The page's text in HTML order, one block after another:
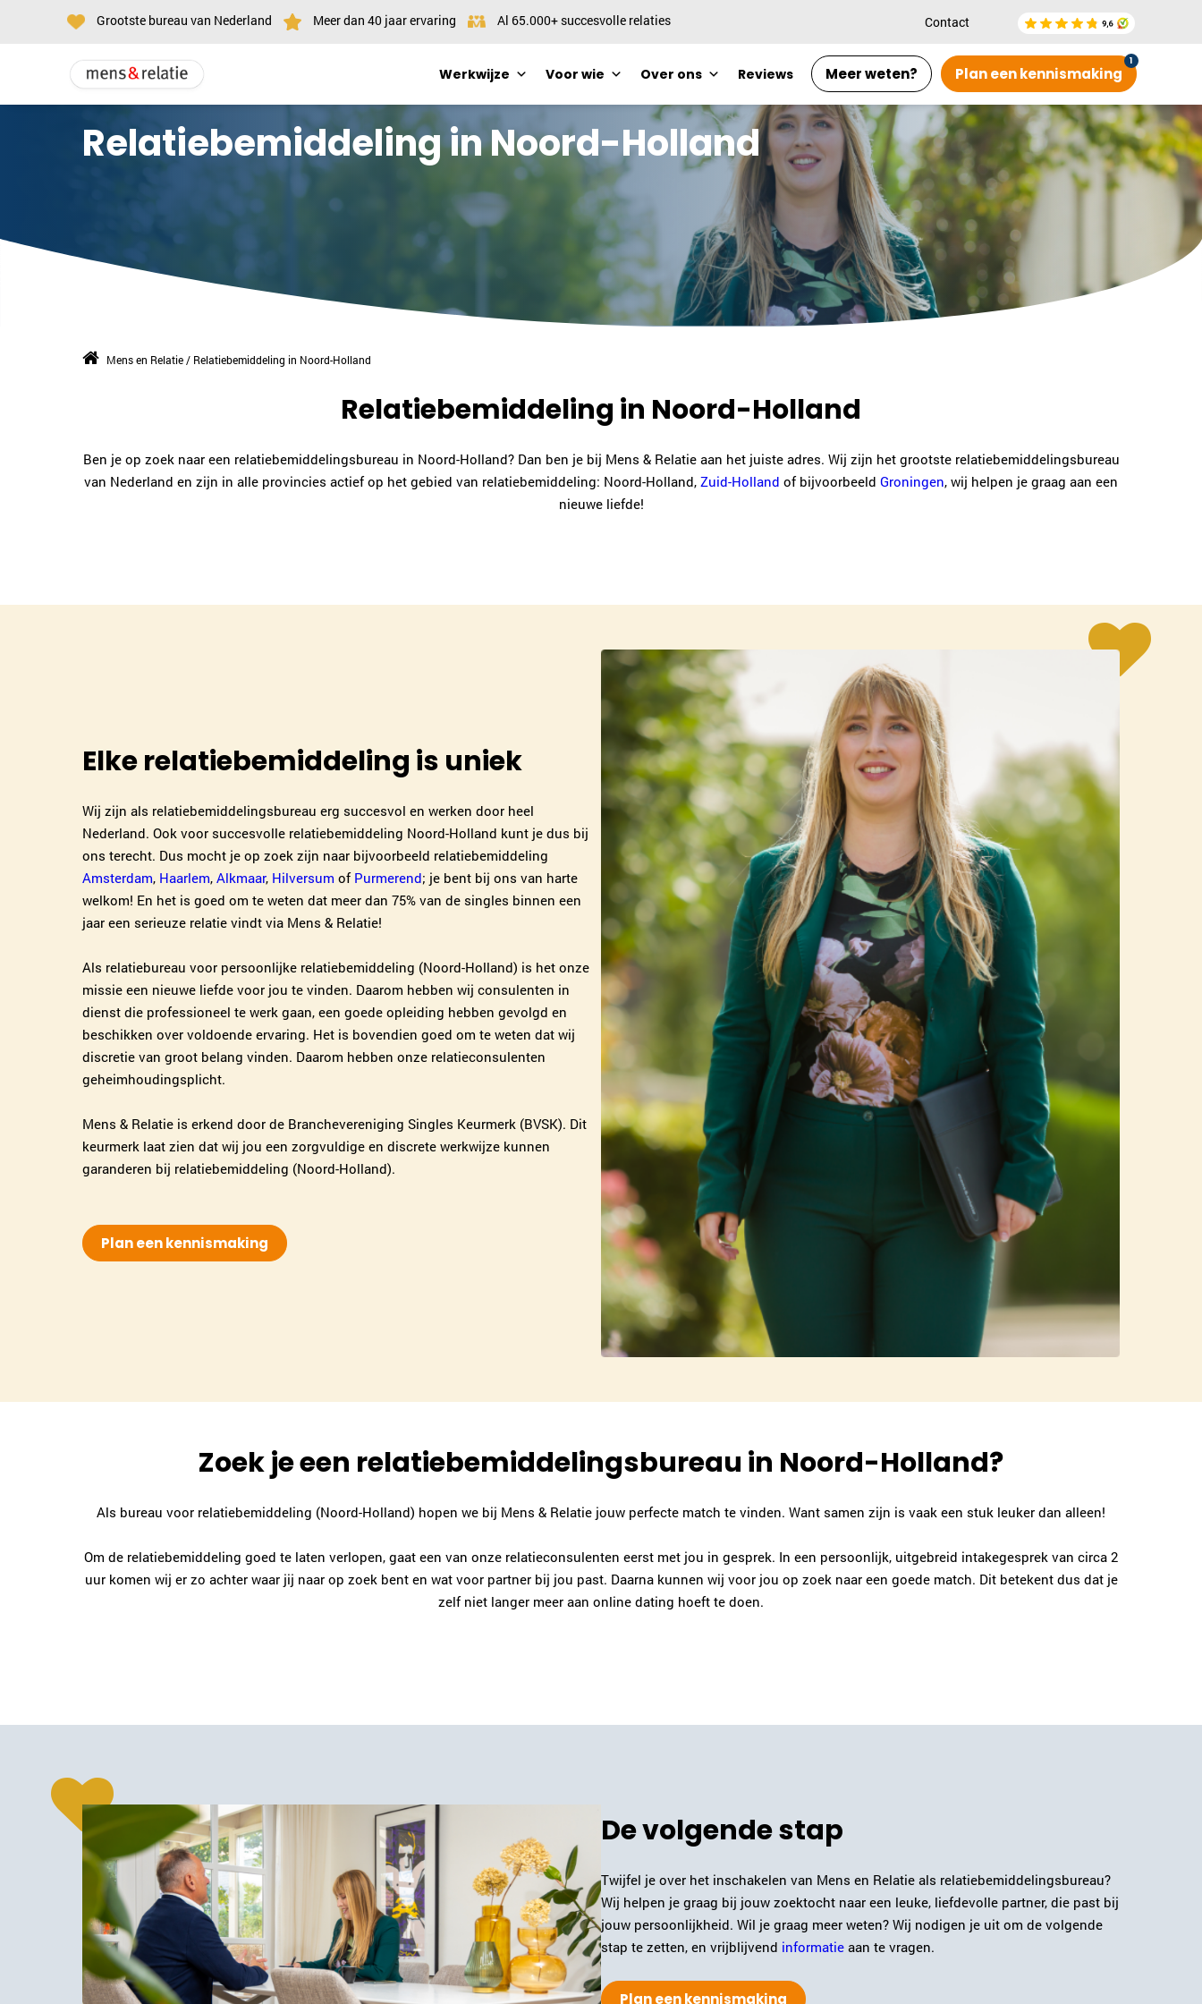
Grootste bureau van Nederland Meer dan 40 jaar ervaring Al 65.000+ succesvolle relaties Contact
Werkwijze Voor wie Over ons Reviews Meer weten? Plan een kennismaking
Relatiebemiddeling in Noord-Holland
Mens en Relatie / Relatiebemiddeling in Noord-Holland
Relatiebemiddeling in Noord-Holland
Ben je op zoek naar een relatiebemiddelingsbureau in Noord-Holland? Dan ben je bij Mens & Relatie aan het juiste adres. Wij zijn het grootste relatiebemiddelingsbureau
van Nederland en zijn in alle provincies actief op het gebied van relatiebemiddeling: Noord-Holland, Zuid-Holland of bijvoorbeeld Groningen, wij helpen je graag aan een
nieuwe liefde!
Elke relatiebemiddeling is uniek
Wij zijn als relatiebemiddelingsbureau erg succesvol en werken door heel
Nederland. Ook voor succesvolle relatiebemiddeling Noord-Holland kunt je dus bij
ons terecht. Dus mocht je op zoek zijn naar bijvoorbeeld relatiebemiddeling
Amsterdam, Haarlem, Alkmaar, Hilversum of Purmerend; je bent bij ons van harte
welkom! En het is goed om te weten dat meer dan 75% van de singles binnen een
jaar een serieuze relatie vindt via Mens & Relatie!
Als relatiebureau voor persoonlijke relatiebemiddeling (Noord-Holland) is het onze
missie een nieuwe liefde voor jou te vinden. Daarom hebben wij consulenten in
dienst die professioneel te werk gaan, een goede opleiding hebben gevolgd en
beschikken over voldoende ervaring. Het is bovendien goed om te weten dat wij
discretie van groot belang vinden. Daarom hebben onze relatieconsulenten
geheimhoudingsplicht.
Mens & Relatie is erkend door de Branchevereniging Singles Keurmerk (BVSK). Dit
keurmerk laat zien dat wij jou een zorgvuldige en discrete werkwijze kunnen
garanderen bij relatiebemiddeling (Noord-Holland).
Plan een kennismaking
Zoek je een relatiebemiddelingsbureau in Noord-Holland?
Als bureau voor relatiebemiddeling (Noord-Holland) hopen we bij Mens & Relatie jouw perfecte match te vinden. Want samen zijn is vaak een stuk leuker dan alleen!
Om de relatiebemiddeling goed te laten verlopen, gaat een van onze relatieconsulenten eerst met jou in gesprek. In een persoonlijk, uitgebreid intakegesprek van circa 2
uur komen wij er zo achter waar jij naar op zoek bent en wat voor partner bij jou past. Daarna kunnen wij voor jou op zoek naar een goede match. Dit betekent dus dat je
zelf niet langer meer aan online dating hoeft te doen.
De volgende stap
Twijfel je over het inschakelen van Mens en Relatie als relatiebemiddelingsbureau?
Wij helpen je graag bij jouw zoektocht naar een leuke, liefdevolle partner, die past bij
jouw persoonlijkheid. Wil je graag meer weten? Wij nodigen je uit om de volgende
stap te zetten, en vrijblijvend informatie aan te vragen.
Plan een kennismaking